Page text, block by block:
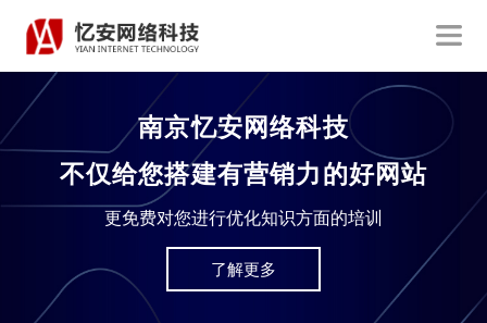
南京忆安网络科技
您搭建有营销力的好网站
免费对您进行优化知识方面的培训
了解更多
在拥有